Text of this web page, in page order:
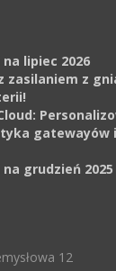
lipiec 2026
zasilaniem z
gatewayów
grudzień 2025
12